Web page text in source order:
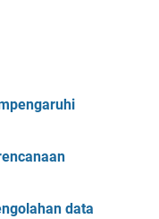
data